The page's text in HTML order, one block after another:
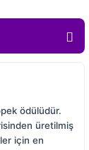
ödülüdür.
üretilmiş
için en